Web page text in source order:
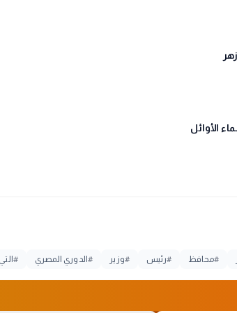
#محافظ #رئيس #وزير #الدوري المصري # التي